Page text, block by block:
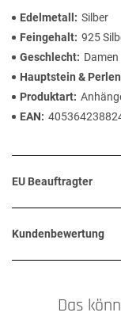
Edelmetall
Silber
Feingehalt 925
Geschlecht
Damen
Hauptstein & Perlen
Produktart
EAN
EU Beauftragter
Kundenbewertung
Das